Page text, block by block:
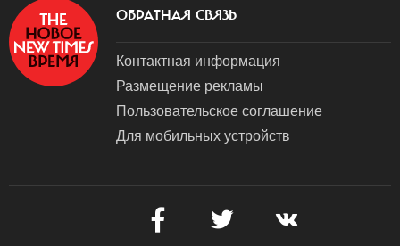
ОБРАТНАЯ СВЯЗЬ
Контактная информация
Размещение рекламы
Пользовательское соглашение
Для мобильных устройств